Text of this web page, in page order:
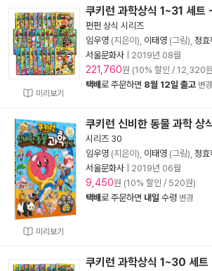
미리보기
쿠키런 과학상식 1~31 세트
펀펀 상식 시리즈
임우영 (지은이), 이태영 (그림), 정효
서울문화사
2019년 08월
221,760원 (10% 할인 / 12,320
택배로 주문하면 8월 12일 출고 변경
미리보기
쿠키런 신비한 동물 과학 상
시리즈 30
임우영 (지은이), 이태영 (그림), 정효
서울문화사
2019년 06월
9,450원 (10% 할인 / 520원)
택배로 주문하면 내일 수령 변경
쿠키런 과학상식 1~30 세